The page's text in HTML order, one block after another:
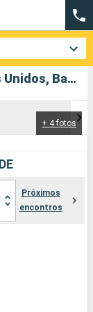
Cruzeiro Carnival Sunrise: Estados Unidos, Bahamas partindo de Miami
+ 4 fotos
Próximos
encontros